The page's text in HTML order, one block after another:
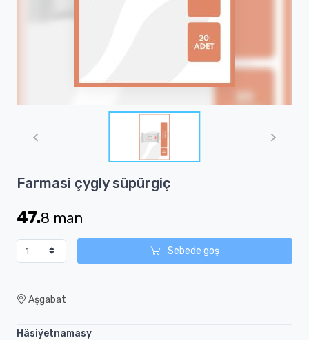
1
1
Farmasi çygly süpürgiç
47.8 man
Sebede goş
Aşgabat
Häsiýetnamasy